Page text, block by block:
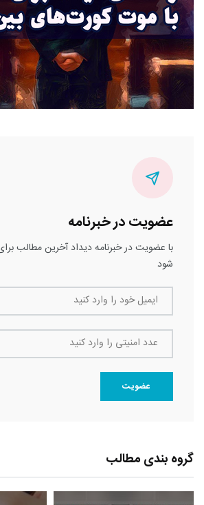
عضویت در خبرنامه
با عضویت در خبرنامه دیداد آخرین مطالب
شود
ایمیل خود را وارد کنید
عدد امنیتی را وارد کنید
عضویت
گروه بندی مطالب